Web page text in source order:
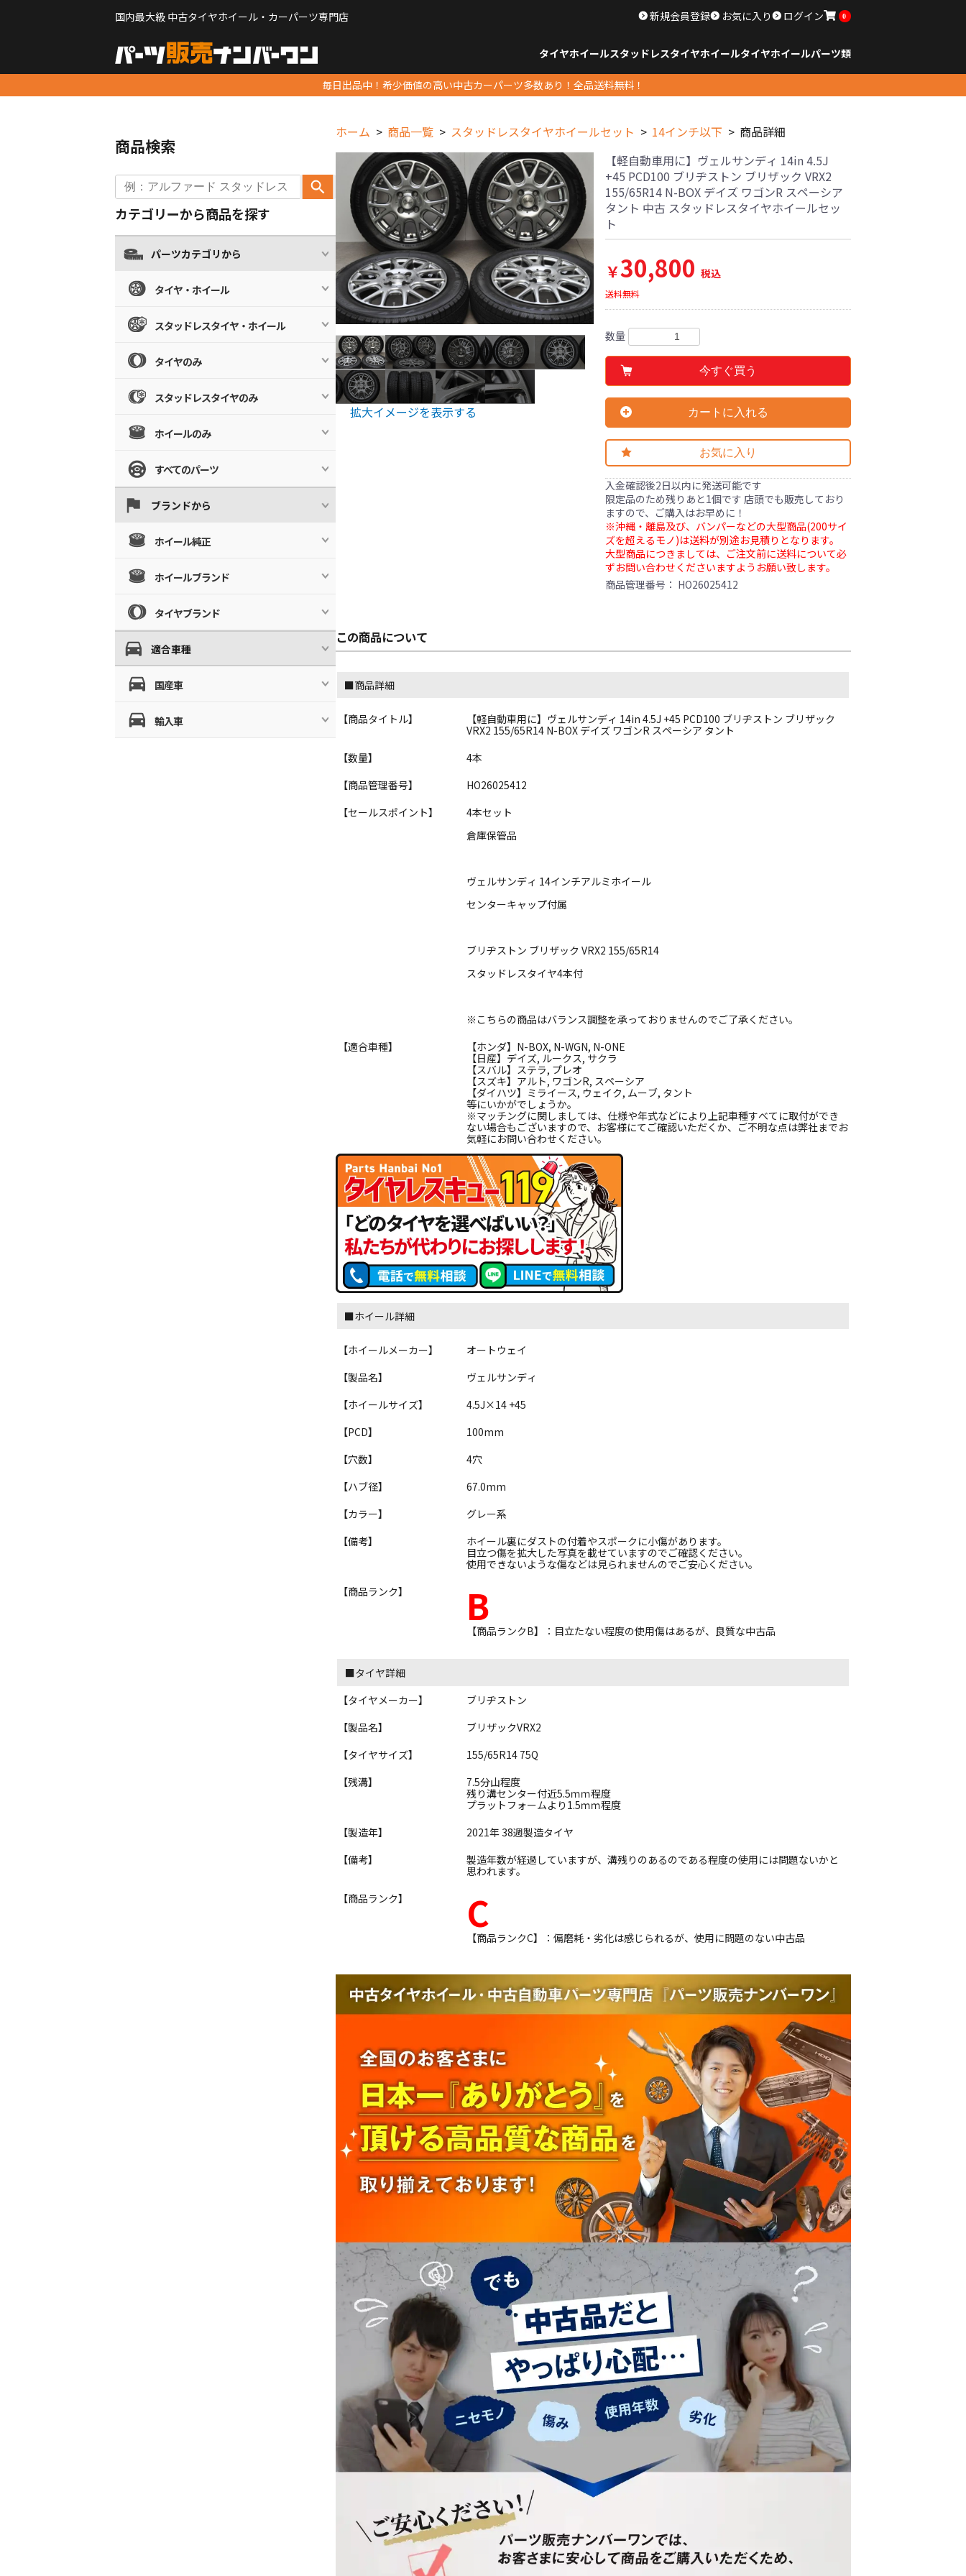
国内最大級 中古タイヤホイール・カーパーツ専門店 新規会員登録 お気に入り ログイン 0
タイヤホイールスタッドレスタイヤホイールタイヤホイールパーツ類
毎日出品中！希少価値の高い中古カーパーツ多数あり！全品送料無料！
ホーム 商品一覧 スタッドレスタイヤホイールセット 14インチ以下 商品詳細
拡大イメージを表示する
【軽自動車用に】ヴェルサンディ 14in 4.5J
+45 PCD100 ブリヂストン ブリザック VRX2
155/65R14 N-BOX デイズ ワゴンR スペーシア
タント 中古 スタッドレスタイヤホイールセッ
ト
￥30,800 税込
送料無料
数量
今すぐ買う
カートに入れる
お気に入り
入金確認後2日以内に発送可能です
限定品のため残りあと1個です 店頭でも販売しており
ますので、ご購入はお早めに！
※沖縄・離島及び、バンパーなどの大型商品(200サイ
ズを超えるモノ)は送料が別途お見積りとなります。
大型商品につきましては、ご注文前に送料について必
ずお問い合わせくださいますようお願い致します。
商品管理番号： HO26025412
この商品について
■商品詳細
【商品タイトル】
【軽自動車用に】ヴェルサンディ 14in 4.5J +45 PCD100 ブリヂストン ブリザック
VRX2 155/65R14 N-BOX デイズ ワゴンR スペーシア タント
【数量】
4本
【商品管理番号】
HO26025412
【セールスポイント】
4本セット
倉庫保管品
ヴェルサンディ 14インチアルミホイール
センターキャップ付属
ブリヂストン ブリザック VRX2 155/65R14
スタッドレスタイヤ4本付
※こちらの商品はバランス調整を承っておりませんのでご了承ください。
【適合車種】
【ホンダ】N-BOX, N-WGN, N-ONE
【日産】デイズ, ルークス, サクラ
【スバル】ステラ, プレオ
【スズキ】アルト, ワゴンR, スペーシア
【ダイハツ】ミライース, ウェイク, ムーブ, タント
等にいかがでしょうか。
※マッチングに関しましては、仕様や年式などにより上記車種すべてに取付ができ
ない場合もございますので、お客様にてご確認いただくか、ご不明な点は弊社までお
気軽にお問い合わせください。
■ホイール詳細
【ホイールメーカー】
オートウェイ
【製品名】
ヴェルサンディ
【ホイールサイズ】
4.5J×14 +45
【PCD】
100mm
【穴数】
4穴
【ハブ径】
67.0mm
【カラー】
グレー系
【備考】
ホイール裏にダストの付着やスポークに小傷があります。
目立つ傷を拡大した写真を載せていますのでご確認ください。
使用できないような傷などは見られませんのでご安心ください。
【商品ランク】
B
【商品ランクB】：目立たない程度の使用傷はあるが、良質な中古品
■タイヤ詳細
【タイヤメーカー】
ブリヂストン
【製品名】
ブリザックVRX2
【タイヤサイズ】
155/65R14 75Q
【残溝】
7.5分山程度
残り溝センター付近5.5ｍｍ程度
プラットフォームより1.5ｍｍ程度
【製造年】
2021年 38週製造タイヤ
【備考】
製造年数が経過していますが、溝残りのあるのである程度の使用には問題ないかと
思われます。
【商品ランク】
C
【商品ランクC】：偏磨耗・劣化は感じられるが、使用に問題のない中古品
商品検索
カテゴリーから商品を探す
パーツカテゴリから
タイヤ・ホイール
スタッドレスタイヤ・ホイール
タイヤのみ
スタッドレスタイヤのみ
ホイールのみ
すべてのパーツ
ブランドから
ホイール純正
ホイールブランド
タイヤブランド
適合車種
国産車
輸入車